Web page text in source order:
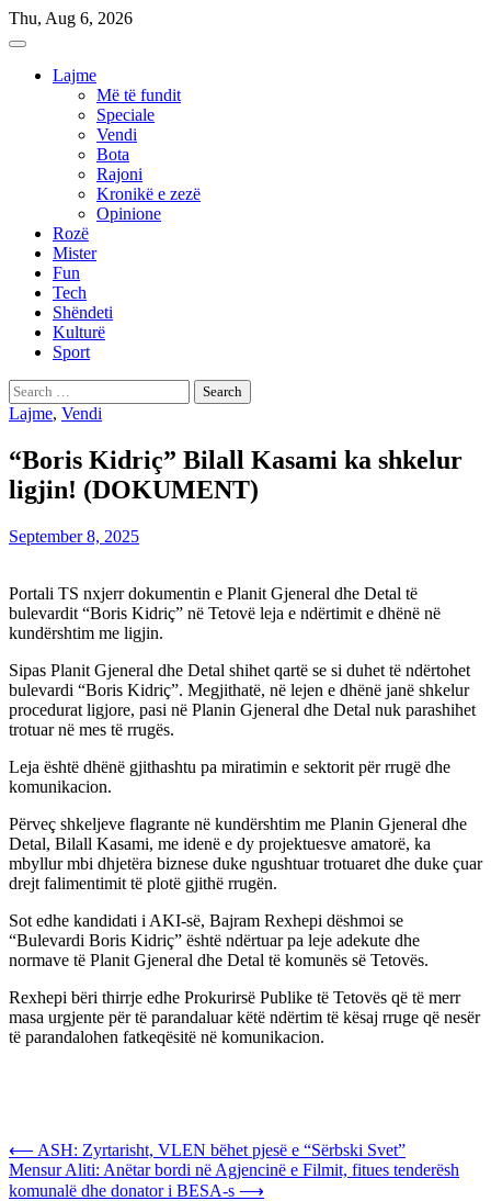
Skip
to
Thu, Aug 6, 2026
Lajme
Më të fundit
Speciale
Vendi
Bota
Rajoni
Kronikë e zezë
Opinione
Rozë
Mister
Fun
Tech
Shëndeti
Kulturë
Sport
Search
for:
Lajme, Vendi
“Boris Kidriç” Bilall Kasami ka shkelur
ligjin! (DOKUMENT)
September 8, 2025
Portali TS nxjerr dokumentin e Planit Gjeneral dhe Detal të
bulevardit “Boris Kidriç” në Tetovë leja e ndërtimit e dhënë në
kundërshtim me ligjin.
Sipas Planit Gjeneral dhe Detal shihet qartë se si duhet të ndërtohet
bulevardi “Boris Kidriç”. Megjithatë, në lejen e dhënë janë shkelur
procedurat ligjore, pasi në Planin Gjeneral dhe Detal nuk parashihet
trotuar në mes të rrugës.
Leja është dhënë gjithashtu pa miratimin e sektorit për rrugë dhe
komunikacion.
Përveç shkeljeve flagrante në kundërshtim me Planin Gjeneral dhe
Detal, Bilall Kasami, me idenë e dy projektuesve amatorë, ka
mbyllur mbi dhjetëra biznese duke ngushtuar trotuaret dhe duke çuar
drejt falimentimit të plotë gjithë rrugën.
Sot edhe kandidati i AKI-së, Bajram Rexhepi dëshmoi se
“Bulevardi Boris Kidriç” është ndërtuar pa leje adekute dhe
normave të Planit Gjeneral dhe Detal të komunës së Tetovës.
Rexhepi bëri thirrje edhe Prokurirsë Publike të Tetovës që të merr
masa urgjente për të parandaluar këtë ndërtim të kësaj rruge që nesër
të parandalohen fatkeqësitë në komunikacion.
Post
navigation
⟵ ASH: Zyrtarisht, VLEN bëhet pjesë e “Sërbski Svet”
Mensur Aliti: Anëtar bordi në Agjencinë e Filmit, fitues tenderësh
komunalë dhe donator i BESA-s ⟶